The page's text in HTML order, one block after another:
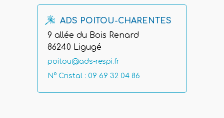
ADS POITOU-CHARENTES
9 allée du Bois Renard
86240 Ligugé
poitou@ads-respi.fr
N° Cristal : 09 69 32 04 86